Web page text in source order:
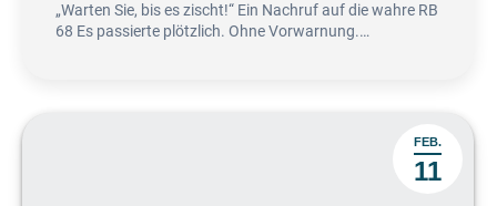
„Warten Sie, bis es zischt!“ Ein Nachruf auf die wahre RB
68 Es passierte plötzlich. Ohne Vorwarnung.…
FEB.
11